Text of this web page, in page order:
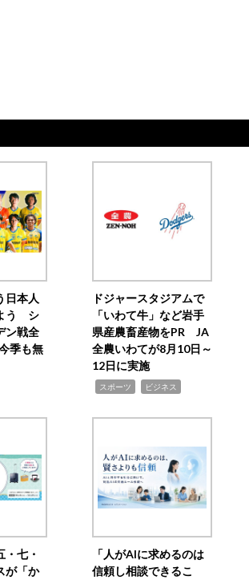
日本人
う シ
ン戦全
季も無
ドジャースタジアムで
「いわて牛」など岩手
県産農畜産物をPR JA
全農いわてが8月10日～
12日に実施
スポーツ ビジネス
・七・
が「か
「人がAIに求めるのは
信頼し相談できるこ